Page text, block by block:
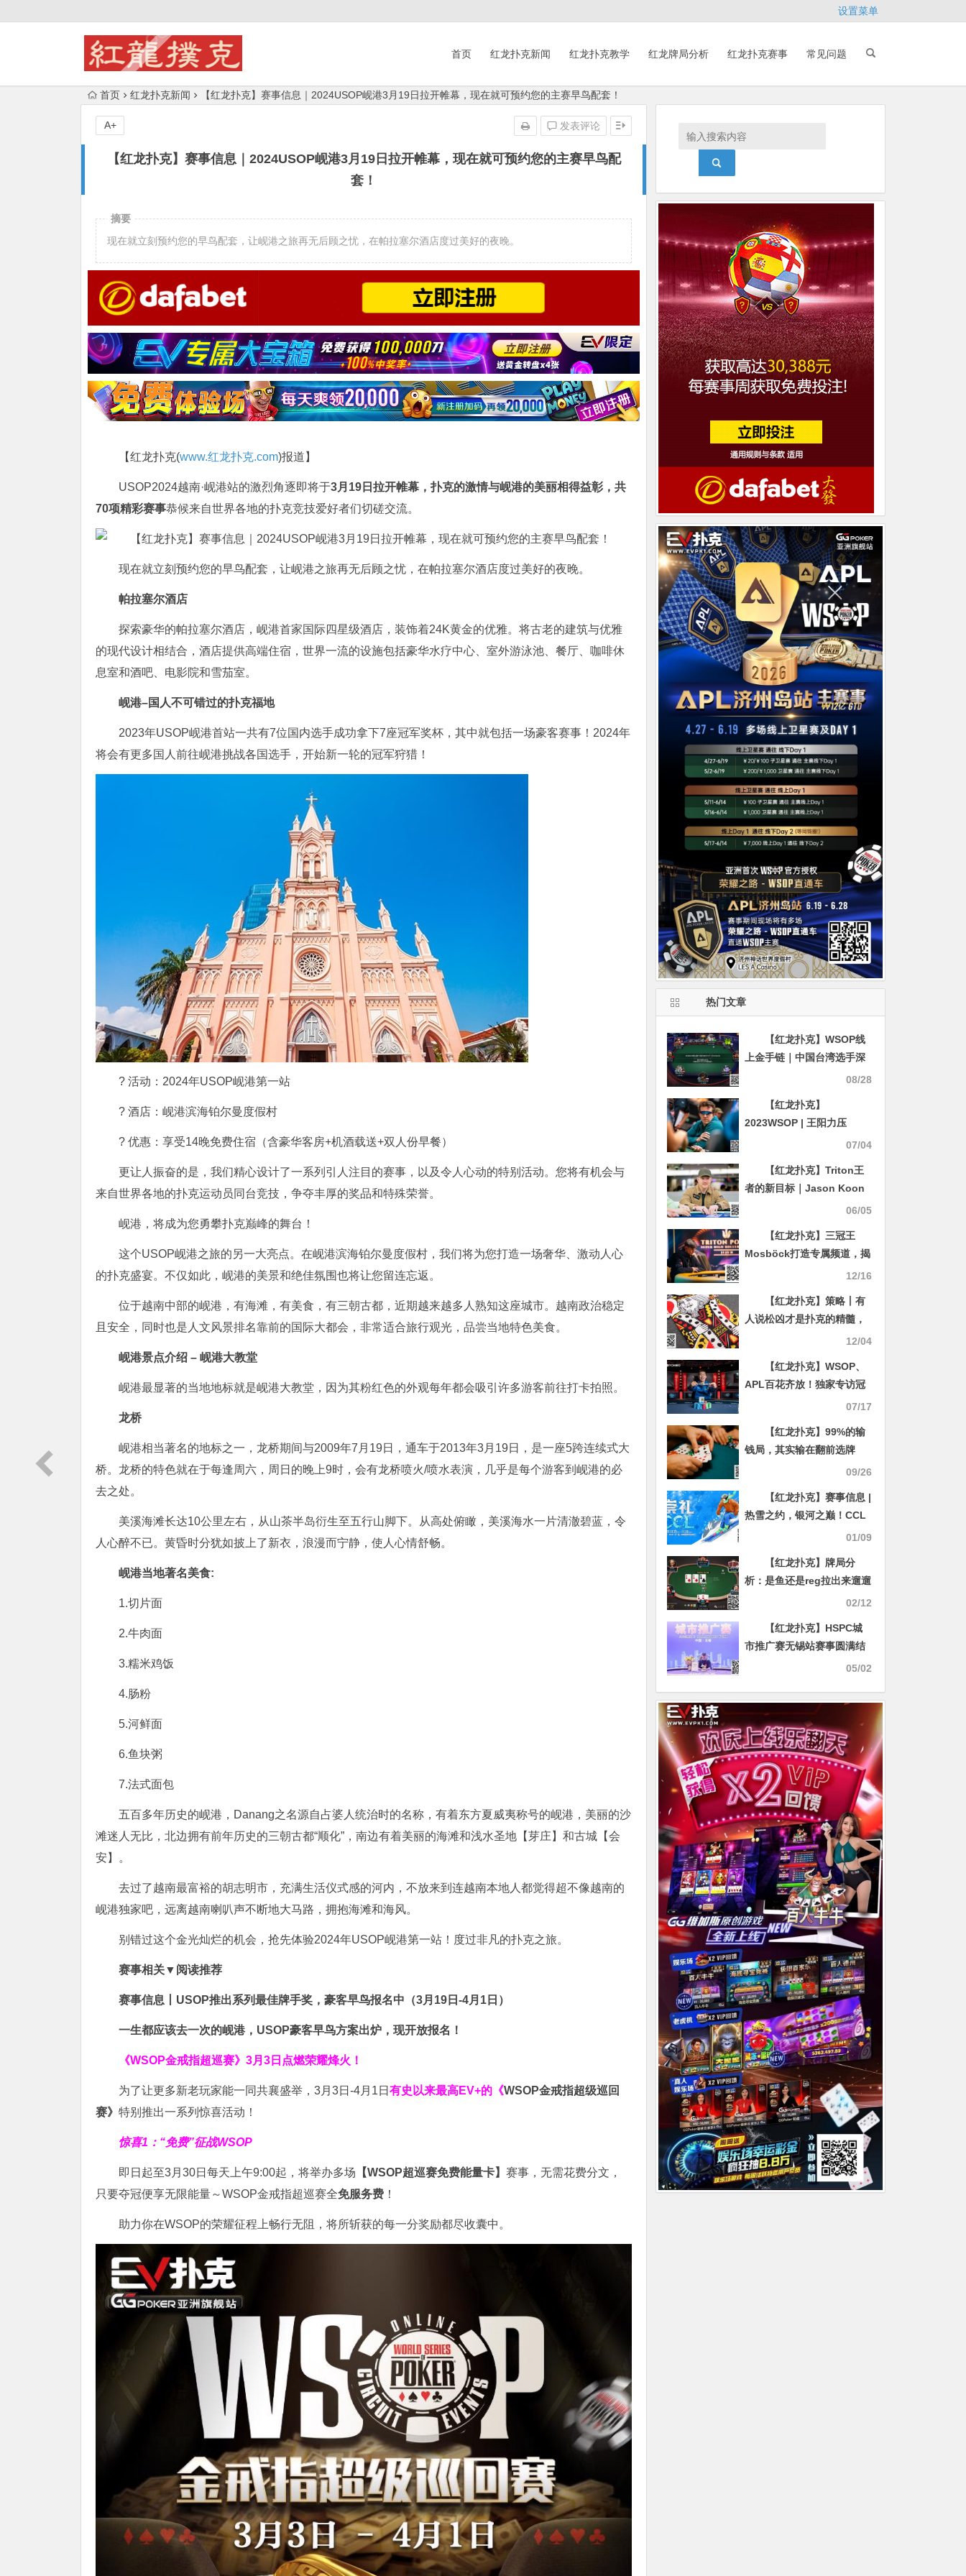
设置菜单
首页 红龙扑克新闻 红龙扑克教学 红龙牌局分析 红龙扑克赛事 常见问题
首页 红龙扑克新闻 【红龙扑克】赛事信息｜2024USOP岘港3月19日拉开帷幕，现在就可预约您的主赛早鸟配套！
【红龙扑克】赛事信息｜2024USOP岘港3月19日拉开帷幕，现在就可预约您的主赛早鸟配
套！
发表评论
A+
摘要
现在就立刻预约您的早鸟配套，让岘港之旅再无后顾之忧，在帕拉塞尔酒店度过美好的夜晚。
【红龙扑克(www.红龙扑克.com)报道】
USOP2024越南·岘港站的激烈角逐即将于3月19日拉开帷幕，扑克的激情与岘港的美丽相得益彰，共
70项精彩赛事恭候来自世界各地的扑克竞技爱好者们切磋交流。
现在就立刻预约您的早鸟配套，让岘港之旅再无后顾之忧，在帕拉塞尔酒店度过美好的夜晚。
帕拉塞尔酒店
探索豪华的帕拉塞尔酒店，岘港首家国际四星级酒店，装饰着24K黄金的优雅。将古老的建筑与优雅
的现代设计相结合，酒店提供高端住宿，世界一流的设施包括豪华水疗中心、室外游泳池、餐厅、咖啡休
息室和酒吧、电影院和雪茄室。
岘港–国人不可错过的扑克福地
2023年USOP岘港首站一共有7位国内选手成功拿下7座冠军奖杯，其中就包括一场豪客赛事！2024年
将会有更多国人前往岘港挑战各国选手，开始新一轮的冠军狩猎！
? 活动：2024年USOP岘港第一站
? 酒店：岘港滨海铂尔曼度假村
? 优惠：享受14晚免费住宿（含豪华客房+机酒载送+双人份早餐）
更让人振奋的是，我们精心设计了一系列引人注目的赛事，以及令人心动的特别活动。您将有机会与
来自世界各地的扑克运动员同台竞技，争夺丰厚的奖品和特殊荣誉。
岘港，将成为您勇攀扑克巅峰的舞台！
这个USOP岘港之旅的另一大亮点。在岘港滨海铂尔曼度假村，我们将为您打造一场奢华、激动人心
的扑克盛宴。不仅如此，岘港的美景和绝佳氛围也将让您留连忘返。
位于越南中部的岘港，有海滩，有美食，有三朝古都，近期越来越多人熟知这座城市。越南政治稳定
且安全，同时也是人文风景排名靠前的国际大都会，非常适合旅行观光，品尝当地特色美食。
岘港景点介绍 – 岘港大教堂
岘港最显著的当地地标就是岘港大教堂，因为其粉红色的外观每年都会吸引许多游客前往打卡拍照。
龙桥
岘港相当著名的地标之一，龙桥期间与2009年7月19日，通车于2013年3月19日，是一座5跨连续式大
桥。龙桥的特色就在于每逢周六，周日的晚上9时，会有龙桥喷火/喷水表演，几乎是每个游客到岘港的必
去之处。
美溪海滩长达10公里左右，从山茶半岛衍生至五行山脚下。从高处俯瞰，美溪海水一片清澈碧蓝，令
人心醉不已。黄昏时分犹如披上了新衣，浪漫而宁静，使人心情舒畅。
岘港当地著名美食:
1.切片面
2.牛肉面
3.糯米鸡饭
4.肠粉
5.河鲜面
6.鱼块粥
7.法式面包
五百多年历史的岘港，Danang之名源自占婆人统治时的名称，有着东方夏威夷称号的岘港，美丽的沙
滩迷人无比，北边拥有前年历史的三朝古都“顺化”，南边有着美丽的海滩和浅水圣地【芽庄】和古城【会
安】。
去过了越南最富裕的胡志明市，充满生活仪式感的河内，不放来到连越南本地人都觉得超不像越南的
岘港独家吧，远离越南喇叭声不断地大马路，拥抱海滩和海风。
别错过这个金光灿烂的机会，抢先体验2024年USOP岘港第一站！度过非凡的扑克之旅。
赛事相关▼阅读推荐
赛事信息丨USOP推出系列最佳牌手奖，豪客早鸟报名中（3月19日-4月1日）
一生都应该去一次的岘港，USOP豪客早鸟方案出炉，现开放报名！
《WSOP金戒指超巡赛》 3月3日点燃荣耀烽火！
为了让更多新老玩家能一同共襄盛举，3月3日-4月1日 有史以来最高EV+的《WSOP金戒指超级巡回
赛》 特别推出一系列惊喜活动！
惊喜1：“免费”征战WSOP
即日起至3月30日每天上午9:00起，将举办多场 【WSOP超巡赛免费能量卡】 赛事，无需花费分文，
只要夺冠便享无限能量～WSOP金戒指超巡赛全免服务费 ！
助力你在WSOP的荣耀征程上畅行无阻，将所斩获的每一分奖励都尽收囊中。
热门文章
【红龙扑克】WSOP线
上金手链｜中国台湾选手深
码晋级#7神秘赛FT，100W
08/28
【红龙扑克】
2023WSOP | 王阳力压
Fedor Holz领跑5万美元豪
07/04
【红龙扑克】Triton王
者的新目标｜Jason Koon
06/05
【红龙扑克】三冠王
Mosböck打造专属频道，揭
秘与Ivey等巨星的对决内幕
12/16
【红龙扑克】策略丨有
人说松凶才是扑克的精髓，
谈谈成为松凶高手必须注意
12/04
【红龙扑克】WSOP、
APL百花齐放！独家专访冠
军国人：“目标夺下WSOP金
07/17
【红龙扑克】99%的输
钱局，其实输在翻前选牌
09/26
【红龙扑克】赛事信息 |
热雪之约，银河之巅！CCL
崇礼国际扑克大赛赛事发布
01/09
【红龙扑克】牌局分
析：是鱼还是reg拉出来遛遛
02/12
【红龙扑克】HSPC城
市推广赛无锡站赛事圆满结
束！鲍勇厚积薄发勇夺主赛
一站苏州见！
05/02